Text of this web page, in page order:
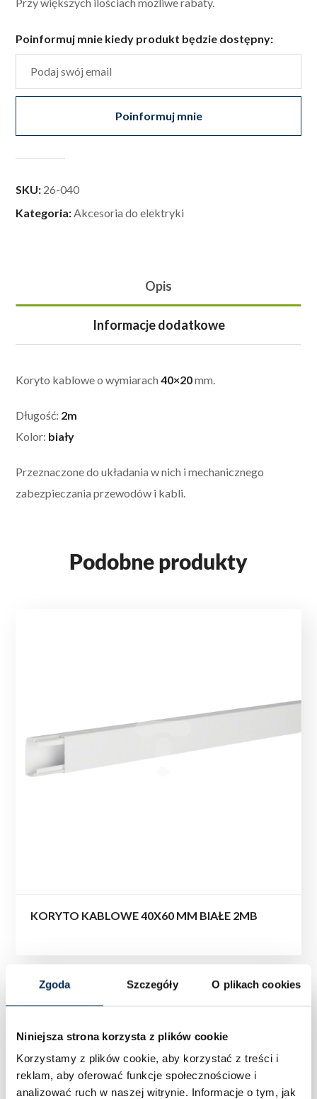
Zgoda Szczegóły O plikach cookies
Niniejsza strona korzysta z plików cookie
Korzystamy z plików cookie, aby korzystać z treści i
reklam, aby oferować funkcje społecznościowe i
analizować ruch w naszej witrynie. Informacje o tym, jak
Poinformuj mnie kiedy produkt będzie dostępny:
Poinformuj mnie
SKU: 26-040
Kategoria: Akcesoria do elektryki
Opis
Informacje dodatkowe
Koryto kablowe o wymiarach40×20mm.
Długość: 2m
Kolor: biały
Przeznaczone do układania w nich i mechanicznego
zabezpieczania przewodów i kabli.
Podobne produkty
KORYTO KABLOWE 40X60 MM BIAŁE 2MB